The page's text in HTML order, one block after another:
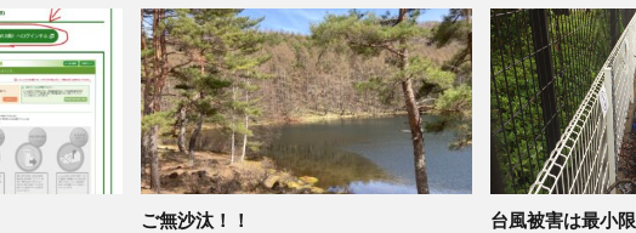
ご無沙汰！！ 台風被害は最小限